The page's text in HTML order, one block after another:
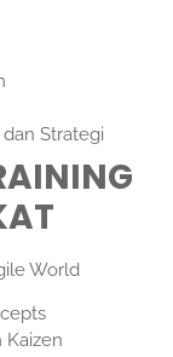
Strategi
World
Kaizen